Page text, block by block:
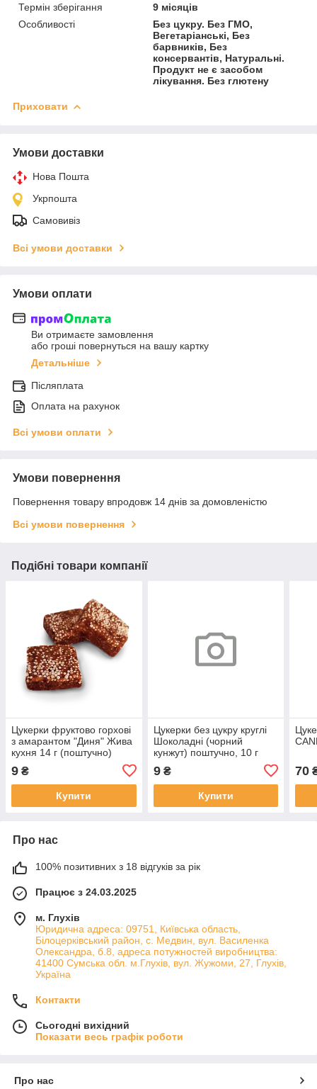
Термін зберігання
9 місяців
Особливості
Без цукру. Без ГМО,
Вегетаріанські, Без
барвників, Без
консервантів, Натуральні.
Продукт не є засобом
лікування. Без глютену
Приховати
Умови доставки
Нова Пошта
Укрпошта
Самовивіз
Всі умови доставки
Умови оплати
Ви отримаєте замовлення
або гроші повернуться на вашу картку
Детальніше
Післяплата
Оплата на рахунок
Всі умови оплати
Умови повернення
Повернення товару впродовж 14 днів за домовленістю
Всі умови повернення
Подібні товари компанії
Цукерки фруктово горхові
з амарантом "Диня" Жива
кухня 14 г (поштучно)
9 ₴
Купити
Цукерки без цукру круглі
Шоколадні (чорний
кунжут) поштучно, 10 г
9₴
Купити
70
Про нас
100% позитивних з 18 відгуків за рік
Працює з 24.03.2025
м. Глухів
Юридична адреса: 09751, Київська область,
Білоцерківський район, с. Медвин, вул. Василенка
Олександра, б.8, адреса потужностей виробництва:
41400 Сумська обл. м.Глухів, вул. Жужоми, 27, Глухів,
Україна
Контакти
Сьогодні вихідний
Показати весь графік роботи
Про нас